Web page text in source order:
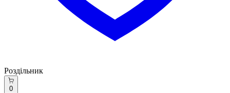
Роздільник
0